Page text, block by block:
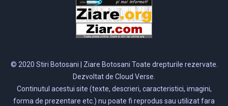
© 2020 Stiri Botosani | Ziare Botosani Toate drepturile rezervate.
Dezvoltat de Cloud Verse.
Continutul acestui site (texte, descrieri, caracteristici, imagini,
forma de prezentare etc.) nu poate fi reprodus sau utilizat fara